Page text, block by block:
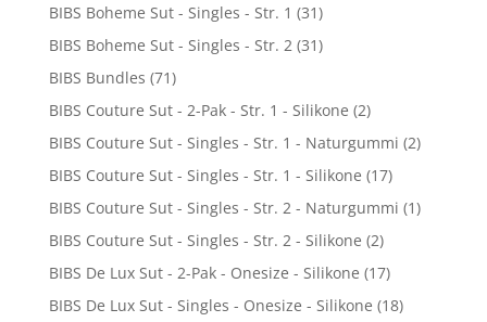
BIBS Boheme Sut - Singles - Str. 1 (31)
BIBS Boheme Sut - Singles - Str. 2 (31)
BIBS Bundles (71)
BIBS Couture Sut - 2-Pak - Str. 1 - Silikone (2)
BIBS Couture Sut - Singles - Str. 1 - Naturgummi (2)
BIBS Couture Sut - Singles - Str. 1 - Silikone (17)
BIBS Couture Sut - Singles - Str. 2 - Naturgummi (1)
BIBS Couture Sut - Singles - Str. 2 - Silikone (2)
BIBS De Lux Sut - 2-Pak - Onesize - Silikone (17)
BIBS De Lux Sut - Singles - Onesize - Silikone (18)